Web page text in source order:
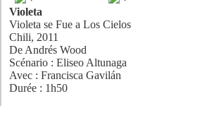
Violeta
Violeta se Fue a Los Cielos
Chili, 2011
De Andrés Wood
Scénario :Eliseo Altunaga
Avec :Francisca Gavilán
Durée : 1h50